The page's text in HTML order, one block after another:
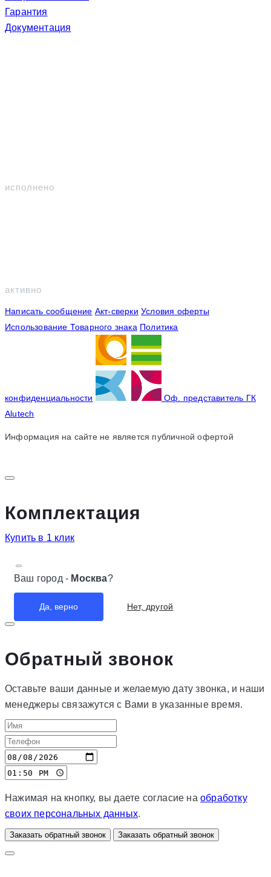
Гарантия
Документация
исполнено
активно
Написать сообщение Акт-сверки Условия оферты
Использование Товарного знака Политика
конфиденциальности
Оф. представитель ГК
Alutech
Информация на сайте не является публичной офертой
Комплектация
Купить в 1 клик
Ваш город - Москва?
Да, верно Нет, другой
Обратный звонок
Оставьте ваши данные и желаемую дату звонка, и наши
менеджеры связажутся с Вами в указанные время.
Нажимая на кнопку, вы даете согласие наобработку
своих персональных данных.
Заказать обратный звонок Заказать обратный звонок